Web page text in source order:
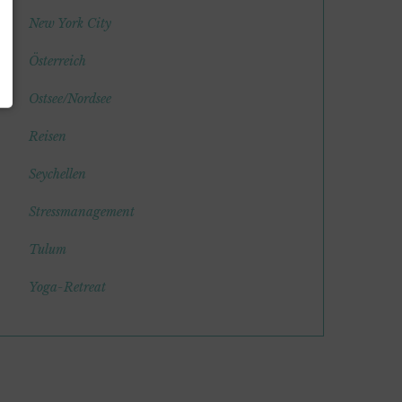
New York City
Österreich
Ostsee/Nordsee
Reisen
Seychellen
Stressmanagement
Tulum
Yoga-Retreat